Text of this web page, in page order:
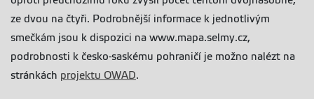
ze dvou na čtyři. Podrobnější informace k jednotlivým
smečkám jsou k dispozici na www.mapa.selmy.cz,
podrobnosti k česko-saskému pohraničí je možno nalézt na
stránkách projektu OWAD.